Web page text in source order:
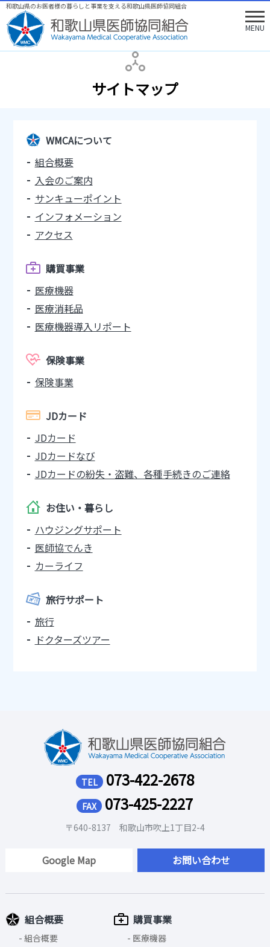
MENU
和歌山県のお医者様の暮らしと事業を支える和歌山県医師協同組合
サイトマップ
WMCAについて
組合概要
入会のご案内
サンキューポイント
インフォメーション
アクセス
購買事業
医療機器
医療消耗品
医療機器導入リポート
保険事業
保険事業
JDカード
JDカード
JDカードなび
JDカードの紛失・盗難、各種手続きのご連絡
お住い・暮らし
ハウジングサポート
医師協でんき
カーライフ
旅行サポート
旅行
ドクターズツアー
TEL 073-422-2678
FAX 073-425-2227
〒640-8137 和歌山市吹上1丁目2-4
Google Map お問い合わせ
組合概要
組合概要
購買事業
医療機器